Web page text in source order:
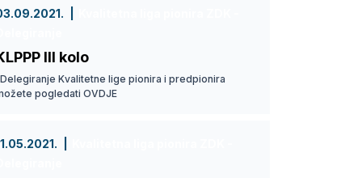
III kolo
Delegiranje Kvalitetne lige pionira i predpionira
pogledati OVDJE